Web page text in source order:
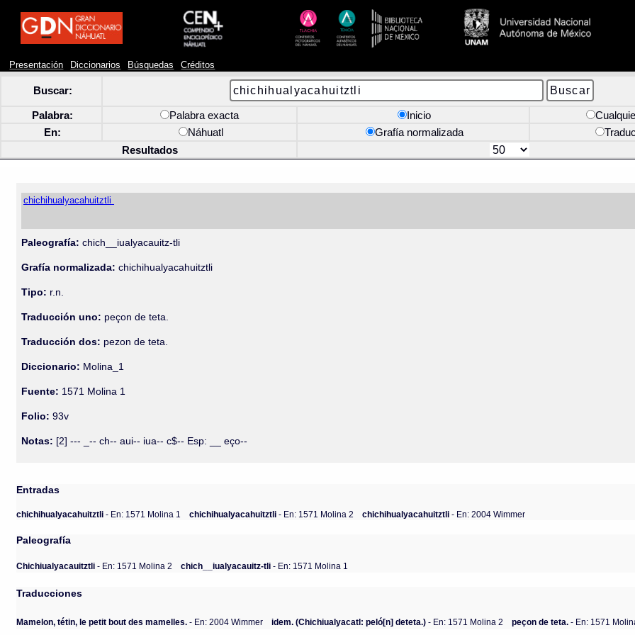
Presentación Diccionarios Búsquedas Créditos
Buscar:
Palabra: Palabra exacta Inicio
En:
Náhuatl Grafía normalizada
Resultados
chichihualyacahuitztli
Paleografía: chich__iualyacauitz-tli
Grafía normalizada: chichihualyacahuitztli
Tipo: r.n.
Traducción uno: peçon de teta.
Traducción dos: pezon de teta.
Diccionario: Molina_1
Fuente: 1571 Molina 1
Folio: 93v
Notas: [2] --- _-- ch-- aui-- iua-- c$-- Esp: __ eço--
Entradas
chichihualyacahuitztli- En: 1571 Molina 1 chichihualyacahuitztli- En: 1571 Molina 2 chichihualyacahuitztli- En: 2004 Wimmer
Paleografía
Chichiualyacauitztli - En: 1571 Molina 2 chich__iualyacauitz-tli - En: 1571 Molina 1
Traducciones
Mamelon, tétin, le petit bout des mamelles. - En: 2004 Wimmer idem. (Chichiualyacatl: peló[n] deteta.) - En: 1571 Molina 2 peçon de teta. - En: 1571